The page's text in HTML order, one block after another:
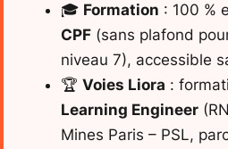
🎓 Formation : 100 %
CPF (sans plafond
niveau 7), accessible
🏆 Voies Liora :
Learning Engineer
Mines Paris – PSL,